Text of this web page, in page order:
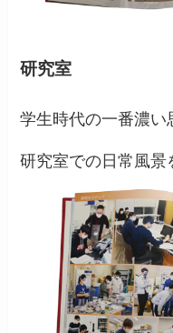
研究室
学生時代の一番濃い
研究室での日常風景